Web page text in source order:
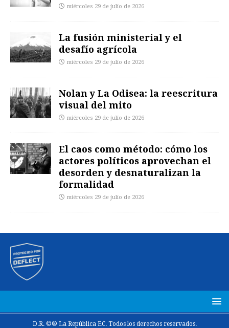
miércoles 29 de julio de 2026
La fusión ministerial y el
desafío agrícola
miércoles 29 de julio de 2026
Nolan y La Odisea: la reescritura
visual del mito
miércoles 29 de julio de 2026
El caos como método: cómo los
actores políticos aprovechan el
desorden y desnaturalizan la
formalidad
miércoles 29 de julio de 2026
D.R. ©® La República EC. Todos los derechos reservados.